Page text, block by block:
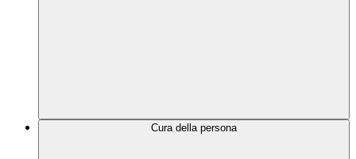
Cura della persona